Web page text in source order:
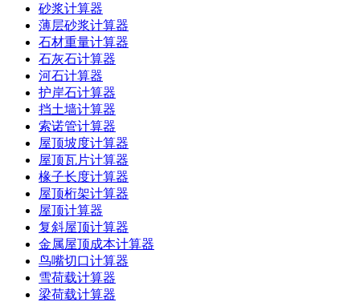
砂浆计算器
薄层砂浆计算器
石材重量计算器
石灰石计算器
河石计算器
护岸石计算器
挡土墙计算器
索诺管计算器
屋顶坡度计算器
屋顶瓦片计算器
椽子长度计算器
屋顶桁架计算器
屋顶计算器
复斜屋顶计算器
金属屋顶成本计算器
鸟嘴切口计算器
雪荷载计算器
梁荷载计算器